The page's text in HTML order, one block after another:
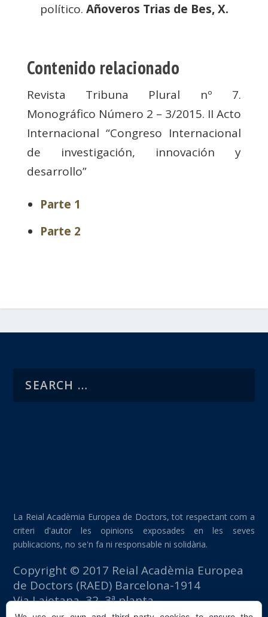
político. Añoveros Trias de Bes, X.
Contenido relacionado
Revista Tribuna Plural nº 7.
Monográfico Número 2 – 3/2015. II Acto
Internacional “Congreso Internacional
de investigación, innovación y
desarrollo”
Parte 1
Parte 2
La Reial Acadèmia Europea de Doctors, tot respectant com a
criteri d'autor les opinions exposades en les seves
publicacions, no se'n fa ni responsable ni solidària.
Copyright © 2017 Reial Acadèmia Europea
de Doctors (RAED) Barcelona-1914
Via Laietana, 32, 3ª planta